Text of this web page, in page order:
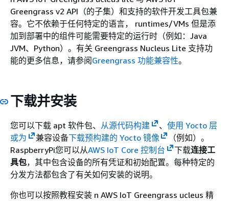
Greengrass v2 API（的子集）和支持的软件开发工具包兼
容。它不依赖于任何特定的语言， runtimes/VMs 但是添
加到部署中的组件可能需要特定的运行时（例如：Java
JVM、Python）。有关 Greengrass Nucleus Lite 支持功
能的更多信息，请参阅Greengrass 功能兼容性。
下载并安装
您可以下载 apt 软件包、 从源代码构建 、 使用 Yocto 层
或为
兼容设备下载预构建的 Yocto 镜像
（例如）。
RaspberryPi您可以从AWS IoT Core 控制台 下载连接工
具包，其中包含设备的所有凭证和初始配置。每种特定的
分发方法都包含了有关如何安装的说明。
你也可以按照教程安装 n AWS IoT Greengrass ucleus 精